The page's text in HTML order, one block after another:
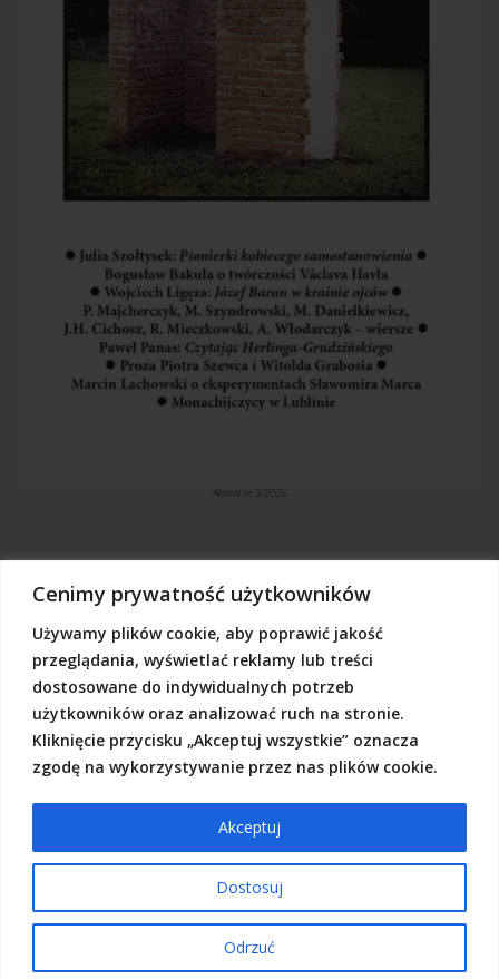
Cenimy prywatność użytkowników
Używamy plików cookie, aby poprawić jakość
przeglądania, wyświetlać reklamy lub treści
dostosowane do indywidualnych potrzeb
użytkowników oraz analizować ruch na stronie.
Kliknięcie przycisku „Akceptuj wszystkie” oznacza
zgodę na wykorzystywanie przez nas plików cookie.
Dostosuj
Odrzuć
Akceptuj
Akcent nr 3/2026
„Akcent” jest czasopismem niezależnym, utrzymujemy się z dotacji
budżetowych oraz darowizn. Będziemy wdzięczni, jeśli zechcą nas
Państwo wesprzeć dowolną kwotą.
Wschodnia Fundacja Kultury „Akcent”, ul. Grodzka 3, 20-112 Lublin
Nr rachunku:50124015031111000017528667
(z dopiskiem: Darowizna na działalność statutową Wschodniej
Fundacji Kultury Akcent w sferze pożytku publicznego)